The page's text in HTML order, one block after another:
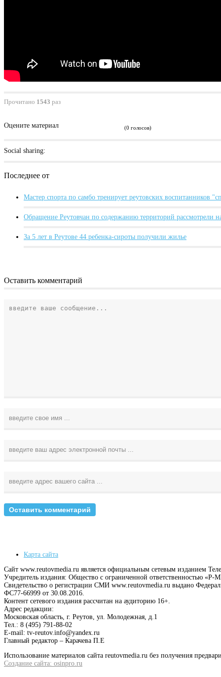
Прочитано 1543 раз
Оцените материал (0 голосов)
Social sharing:
Последнее от
Мастер спорта по самбо тренирует реутовских воспитанников
Обращение Реутовчан по содержанию территорий рассмотрели
За 5 лет в Реутове 44 ребенка-сироты получили жилье
Оставить комментарий
Карта сайта
Сайт www.reutovmedia.ru является официальным сетевым изданием
Учредитель издания: Общество с ограниченной ответственностью
Свидетельство о регистрации СМИ www.reutovmedia.ru выдано
ФС77-66999 от 30.08.2016.
Контент сетевого издания рассчитан на аудиторию 16+.
Адрес редакции:
Московская область, г. Реутов, ул. Молодежная, д.1
Тел.: 8 (495) 791-88-02
E-mail: tv-reutov.info@yandex.ru
Главный редактор – Карачева П.Е
Использование материалов сайта reutovmedia.ru без получения
Создание сайта: osinpro.ru